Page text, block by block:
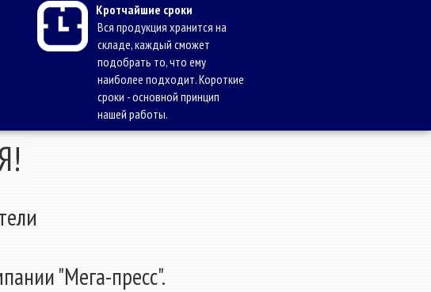
Кротчайшие сроки
Вся продукция хранится на
складе, каждый сможет
подобрать то, что ему
наиболее подходит. Короткие
сроки - основной принцип
нашей работы.
"Мега-пресс".